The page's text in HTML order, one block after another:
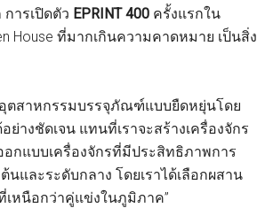
ารเปิดตัว EPRINT 400 ครั้งแรกใน
House ที่มากเกินความคาดหมาย เป็นสิ่ง
ตสาหกรรมบรรจุภัณฑ์แบบยืดหยุ่นโดย
ย่างชัดเจน แทนที่เราจะสร้างเครื่องจักร
กแบบเครื่องจักรที่มีประสิทธิภาพการ
และระดับกลาง โดยเราได้เลือกผสาน
เหนือกว่าคู่แข่งในภูมิภาค”